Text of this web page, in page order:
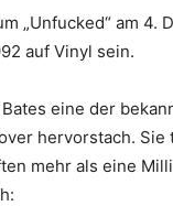
„Unfucked“ am 4.
auf Vinyl sein.
eine der
hervorstach.
mehr als eine